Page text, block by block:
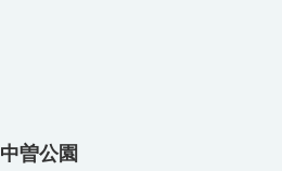
中曽公園